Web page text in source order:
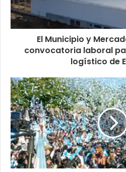
El Municipio y
convocatoria laboral
logístico de